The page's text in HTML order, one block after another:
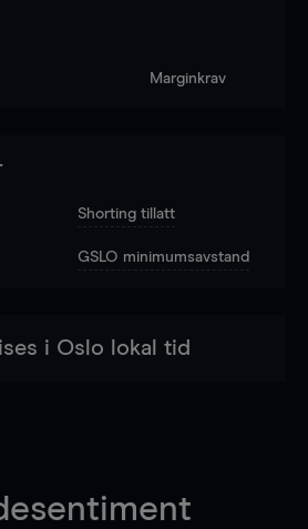
Marginkrav
Shorting tillatt
GSLO minimumsavstand
i Oslo lokal tid